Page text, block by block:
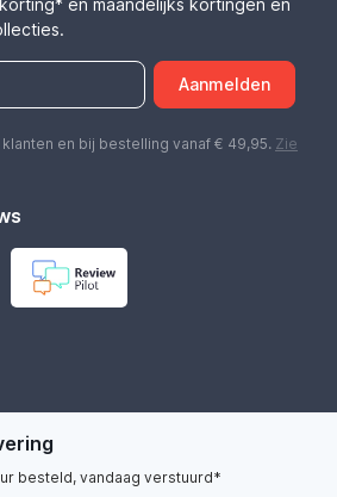
en maandelijks kortingen en
Aanmelden
en bij bestelling vanaf € 49,95. Zie
besteld, vandaag verstuurd*